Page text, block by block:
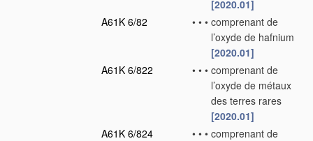
[2020.01]
A61K 6/82
• • • comprenant de
l’oxyde de hafnium
[2020.01]
A61K 6/822
• • • comprenant de
l’oxyde de métaux
des terres rares
[2020.01]
A61K 6/824
• • • comprenant de